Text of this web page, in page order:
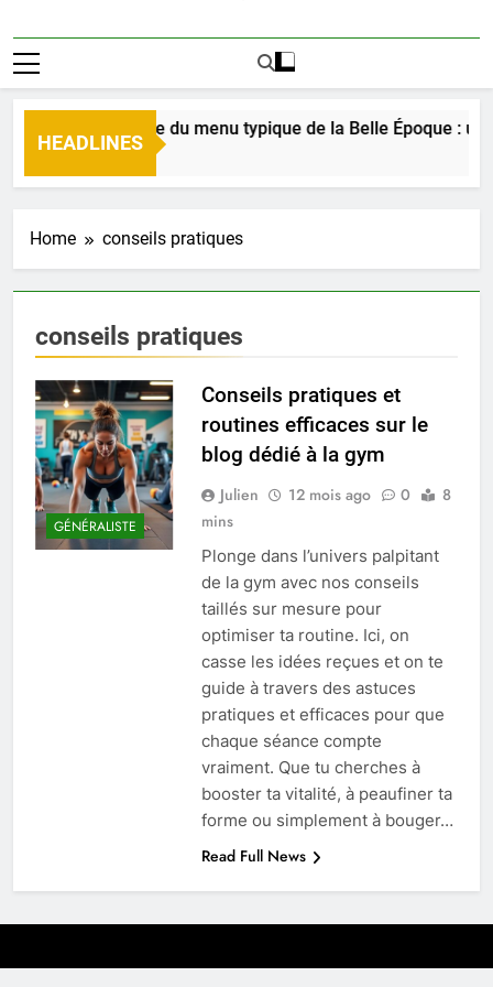
HEADLINES
Découverte du menu typique de la Belle Époque :
2 Jours Ago
Home conseils pratiques
conseils pratiques
GÉNÉRALISTE
Conseils pratiques et
routines efficaces sur le
blog dédié à la gym
Julien 12 mois ago 0
8
mins
Plonge dans l’univers palpitant
de la gym avec nos conseils
taillés sur mesure pour
optimiser ta routine. Ici, on
casse les idées reçues et on te
guide à travers des astuces
pratiques et efficaces pour que
chaque séance compte
vraiment. Que tu cherches à
booster ta vitalité, à peaufiner ta
forme ou simplement à bouger…
Read Full News